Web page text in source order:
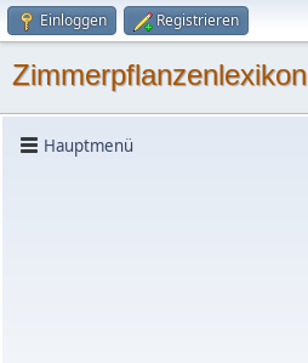
Einloggen Registrieren
Zimmerpflanzenlexikon
Hauptmenü